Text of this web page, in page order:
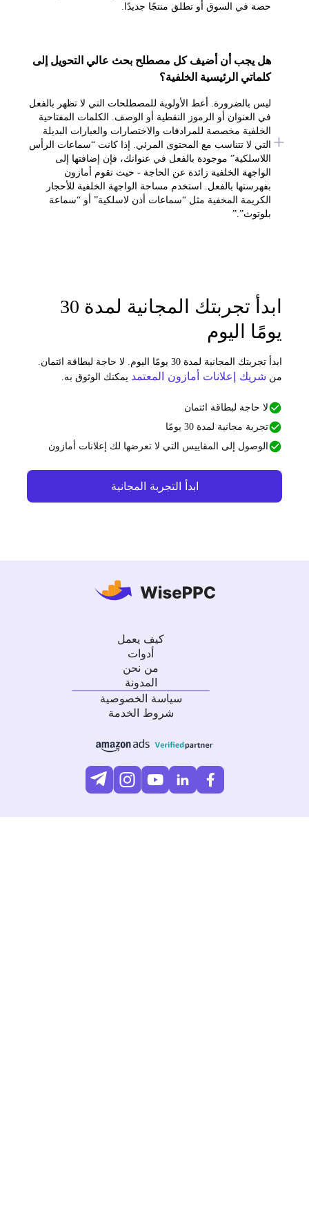
حصة في السوق أو تطلق منتجًا جديدًا.
هل يجب أن أضيف كل مصطلح بحث عالي التحويل إلى
كلماتي الرئيسية الخلفية؟
ليس بالضرورة. أعط الأولوية للمصطلحات التي لا تظهر بالفعل
في العنوان أو الرموز النقطية أو الوصف. الكلمات المفتاحية
الخلفية مخصصة للمرادفات والاختصارات والعبارات البديلة
التي لا تتناسب مع المحتوى المرئي. إذا كانت “سماعات الرأس
اللاسلكية” موجودة بالفعل في عنوانك، فإن إضافتها إلى
الواجهة الخلفية زائدة عن الحاجة - حيث تقوم أمازون
بفهرستها بالفعل. استخدم مساحة الواجهة الخلفية للأحجار
الكريمة المخفية مثل “سماعات أذن لاسلكية” أو “سماعة
بلوتوث”.”
ابدأ تجربتك المجانية لمدة 30
اليوم
ابدأ تجربتك المجانية لمدة 30 يومًا اليوم. لا حاجة لبطاقة ائتمان.
شريك إعلانات أمازون المعتمد يمكنك الوثوق به.
لا حاجة لبطاقة ائتمان
تجربة مجانية لمدة 30 يومًا
الوصول إلى المقاييس التي لا تعرضها لك إعلانات أمازون
ابدأ التجربة المجانية
كيف يعمل
من نحن
سياسة الخصوصية
شروط الخدمة